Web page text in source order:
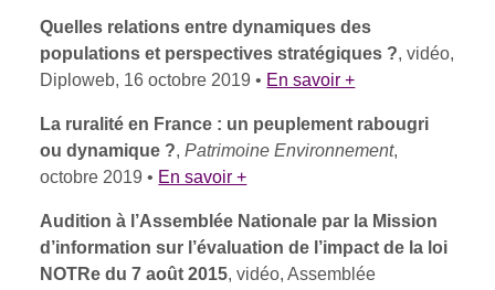
Quelles relations entre dynamiques des
populations et perspectives stratégiques ?, vidéo,
Diploweb, 16 octobre 2019 • En savoir +
La ruralité en France : un peuplement rabougri
ou dynamique ?,Patrimoine Environnement,
octobre 2019 • En savoir +
Audition à l’Assemblée Nationale par la Mission
d’information sur l’évaluation de l’impact de la loi
NOTRe du 7 août 2015, vidéo, Assemblée